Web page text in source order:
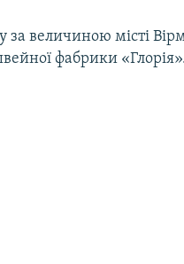
за величиною місті
фабрики